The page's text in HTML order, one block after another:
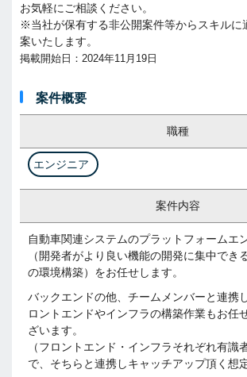
お気軽にご相談ください。
※当社が保有する非公開案件等からスキルに
案いたします。
掲載開始日：2024年11月19日
案件概要
職種
エンジニア
案件内容
自動車関連システムのプラットフォームエ
（開発者がより良い機能の開発に集中でき
の環境構築）をお任せします。
バックエンドの他、チームメンバーと連携
ロントエンドやインフラの構築作業もお任
ざいます。
（フロントエンド・インフラそれぞれ有識
で、そちらと連携しキャッチアップ頂く想